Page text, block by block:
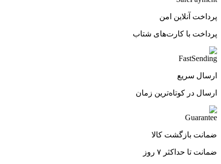
پرداخت آنلاین امن
پرداخت با کارت‌های شتاب
ارسال سریع
ارسال در کوتاه‌ترین زمان
ضمانت بازگشت کالا
ضمانت تا حداکثر ۷ روز